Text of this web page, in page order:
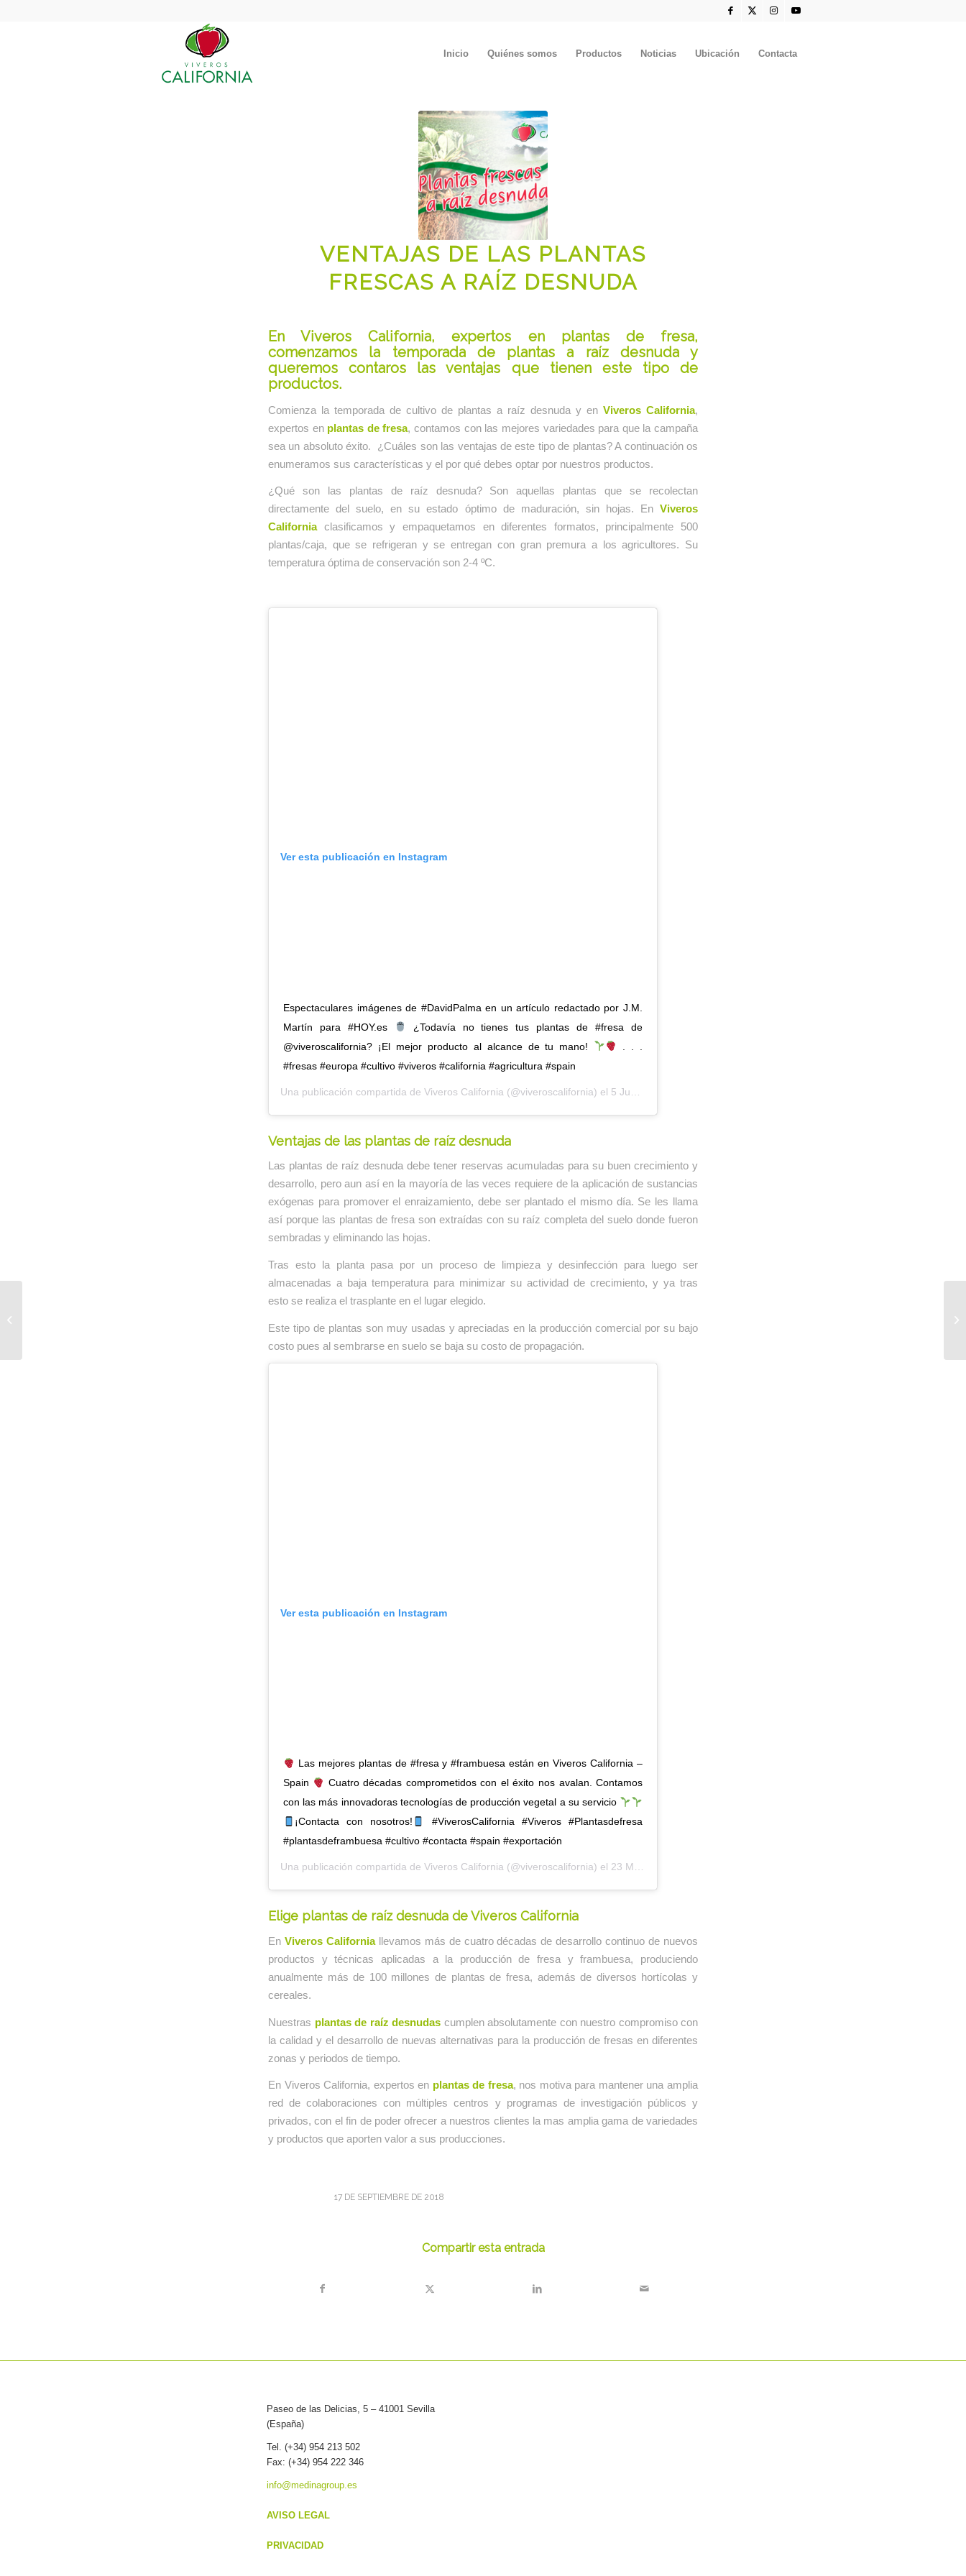
Inicio Quiénes somos Productos Noticias Ubicación Contacta
VENTAJAS DE LAS PLANTAS
FRESCAS A RAÍZ DESNUDA
En Viveros California, expertos en plantas de fresa,
comenzamos la temporada de plantas a raíz desnuda y
queremos contaros las ventajas que tienen este tipo de
productos.
Comienza la temporada de cultivo de plantas a raíz desnuda y en Viveros California,
expertos en plantas de fresa, contamos con las mejores variedades para que la campaña
sea un absoluto éxito. ¿Cuáles son las ventajas de este tipo de plantas? A continuación os
enumeramos sus características y el por qué debes optar por nuestros productos.
¿Qué son las plantas de raíz desnuda? Son aquellas plantas que se recolectan
directamente del suelo, en su estado óptimo de maduración, sin hojas. En Viveros
Californiaclasificamos y empaquetamos en diferentes formatos, principalmente 500
plantas/caja, que se refrigeran y se entregan con gran premura a los agricultores. Su
temperatura óptima de conservación son 2-4 ºC.
Ver esta publicación en Instagram
Espectaculares imágenes de #DavidPalma en un artículo redactado por J.M.
Martín para #HOY.es
¿Todavía no tienes tus plantas de #fresa de
@viveroscalifornia? ¡El mejor producto al alcance de tu mano!
#fresas #europa #cultivo #viveros #california #agricultura #spain
Una publicación compartida de Viveros California (@viveroscalifornia) el 5 Jun, 2018 a las 3:39 PDT
Ventajas de las plantas de raíz desnuda
Las plantas de raíz desnuda debe tener reservas acumuladas para su buen crecimiento y
desarrollo, pero aun así en la mayoría de las veces requiere de la aplicación de sustancias
exógenas para promover el enraizamiento, debe ser plantado el mismo día. Se les llama
así porque las plantas de fresa son extraídas con su raíz completa del suelo donde fueron
sembradas y eliminando las hojas.
Tras esto la planta pasa por un proceso de limpieza y desinfección para luego ser
almacenadas a baja temperatura para minimizar su actividad de crecimiento, y ya tras
esto se realiza el trasplante en el lugar elegido.
Este tipo de plantas son muy usadas y apreciadas en la producción comercial por su bajo
costo pues al sembrarse en suelo se baja su costo de propagación.
Ver esta publicación en Instagram
Las mejores plantas de #fresa y #frambuesa están en Viveros California –
Spain
Cuatro décadas comprometidos con el éxito nos avalan. Contamos
con las más innovadoras tecnologías de producción vegetal a su servicio
¡Contacta con nosotros!
#ViverosCalifornia #Viveros #Plantasdefresa
#plantasdeframbuesa #cultivo #contacta #spain #exportación
Una publicación compartida de Viveros California (@viveroscalifornia) el 23 Mar, 2018 a las 6:24 PDT
Elige plantas de raíz desnuda de Viveros California
En Viveros Californiallevamos más de cuatro décadas de desarrollo continuo de nuevos
productos y técnicas aplicadas a la producción de fresa y frambuesa, produciendo
anualmente más de 100 millones de plantas de fresa, además de diversos hortícolas y
cereales.
Nuestras plantas de raíz desnudas cumplen absolutamente con nuestro compromiso con
la calidad y el desarrollo de nuevas alternativas para la producción de fresas en diferentes
zonas y periodos de tiempo.
En Viveros California, expertos en plantas de fresa, nos motiva para mantener una amplia
red de colaboraciones con múltiples centros y programas de investigación públicos y
privados, con el fin de poder ofrecer a nuestros clientes la mas amplia gama de variedades
y productos que aporten valor a sus producciones.
17 DE SEPTIEMBRE DE 2018
Compartir esta entrada
Paseo de las Delicias, 5 – 41001 Sevilla
(España)
Tel. (+34) 954 213 502
Fax: (+34) 954 222 346
info@medinagroup.es
AVISO LEGAL
PRIVACIDAD